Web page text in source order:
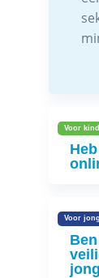
Voor
Voor